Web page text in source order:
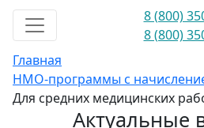
8 (800)
8 (800)
Главная
НМО-программы с
Для средних медицинских
Актуальные